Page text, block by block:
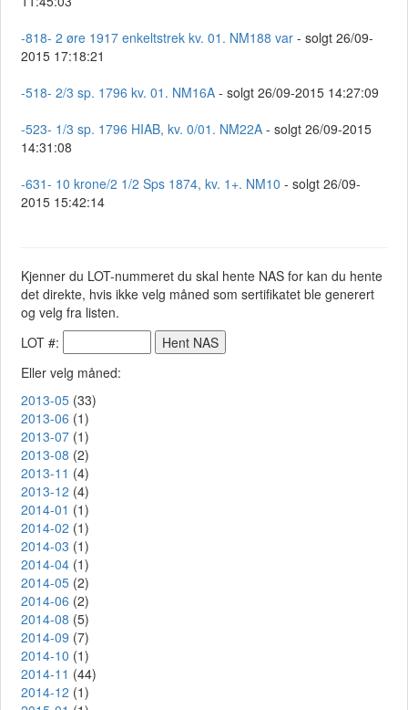
-818- 2 øre 1917 enkeltstrek kv. 01. NM188 var - solgt 26/09-
2015 17:18:21
-518- 2/3 sp. 1796 kv. 01. NM16A - solgt 26/09-2015 14:27:09
-523- 1/3 sp. 1796 HIAB, kv. 0/01. NM22A - solgt 26/09-2015
14:31:08
-631- 10 krone/2 1/2 Sps 1874, kv. 1+. NM10 - solgt 26/09-
2015 15:42:14
Kjenner du LOT-nummeret du skal hente NAS for kan du hente
det direkte, hvis ikke velg måned som sertifikatet ble generert
og velg fra listen.
LOT #:
Eller velg måned:
2013-05 (33)
2013-06 (1)
2013-07 (1)
2013-08 (2)
2013-11 (4)
2013-12 (4)
2014-01 (1)
2014-02 (1)
2014-03 (1)
2014-04 (1)
2014-05 (2)
2014-06 (2)
2014-08 (5)
2014-09 (7)
2014-10 (1)
2014-11 (44)
2014-12 (1)